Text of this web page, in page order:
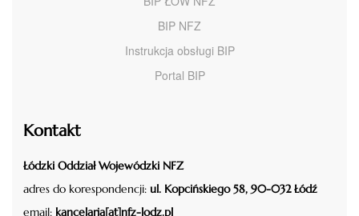
BIP NFZ
Instrukcja obsługi BIP
Portal BIP
Kontakt
Łódzki Oddział Wojewódzki NFZ
adres do korespondencji: ul. Kopcińskiego 58, 90-032 Łódź
email: kancelaria[at]nfz-lodz.pl